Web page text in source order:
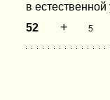
в
52
+ 5